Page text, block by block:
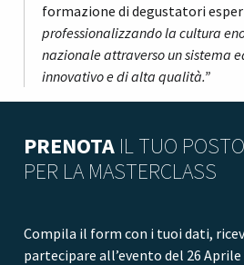
formazione di degustatori
professionalizzando la cultura
nazionale attraverso un sistema
innovativo e di alta qualità.”
PRENOTA IL TUO POSTO
PER LA MASTERCLASS
Compila il form con i tuoi dati,
partecipare all’evento del 26